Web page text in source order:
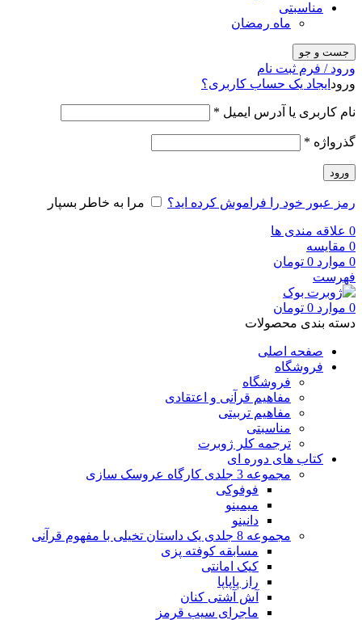
مناسبتی
ماه رمضان
جست و جو
ورود / فرم ثبت نام
ورود ایجاد یک حساب کاربری؟
نام کاربری یا آدرس ایمیل *
گذرواژه *
ورود
رمز عبور خود را فراموش کرده اید؟ مرا به خاطر بسپار
0 علاقه مندی ها
0 مقایسه
0 موارد 0 تومان
فهرست
0 موارد 0 تومان
دسته بندی محصولات
صفحه اصلی
فروشگاه
فروشگاه
مفاهیم قرآنی و اعتقادی
مفاهیم تربیتی
مناسبتی
ترجمه کلر ژوبرت
کتاب های دوره ای
مجموعه 3 جلدی کارگاه عروسک سازی
فوفوکی
میمینو
دانینو
مجموعه 8 جلدی یک داستان تخیلی با مفهوم قرآنی
مسابقه کوفته پزی
کیک امانتی
راز پاپاپا
آش آشتی کنان
ماجرای سیب قرمز